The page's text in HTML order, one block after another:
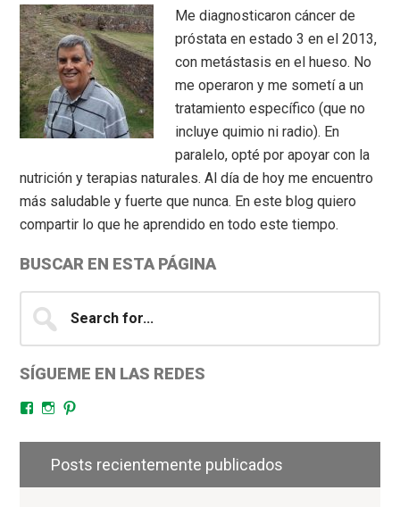
Sidebar
Me diagnosticaron cáncer de
próstata en estado 3 en el 2013,
con metástasis en el hueso. No
me operaron y me sometí a un
tratamiento específico (que no
incluye quimio ni radio). En
paralelo, opté por apoyar con la
nutrición y terapias naturales. Al día de hoy me encuentro
más saludable y fuerte que nunca. En este blog quiero
compartir lo que he aprendido en todo este tiempo.
BUSCAR EN ESTA PÁGINA
for...
SÍGUEME EN LAS REDES
FacebookInstagram
Posts recientemente publicados